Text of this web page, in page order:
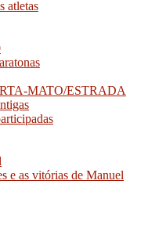
atletas
MATO/ESTRADA
e as vitórias de Manuel